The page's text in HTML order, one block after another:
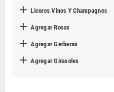
 Licores Vinos Y Champagnes
 Agregar Rosas
 Agregar Gerberas
 Agregar Girasoles